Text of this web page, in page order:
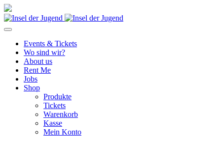
Events & Tickets
Wo sind wir?
About us
Rent Me
Jobs
Shop
Produkte
Tickets
Warenkorb
Kasse
Mein Konto